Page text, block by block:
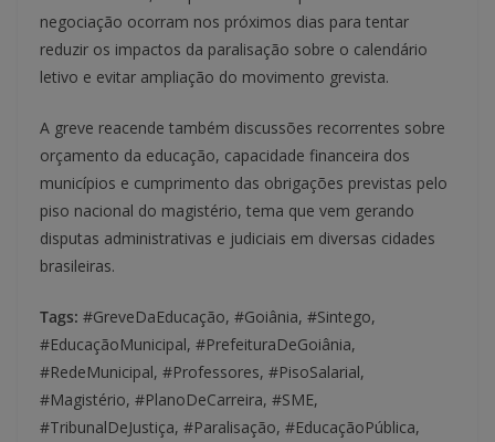
negociação ocorram nos próximos dias para tentar
reduzir os impactos da paralisação sobre o calendário
letivo e evitar ampliação do movimento grevista.
A greve reacende também discussões recorrentes sobre
orçamento da educação, capacidade financeira dos
municípios e cumprimento das obrigações previstas pelo
piso nacional do magistério, tema que vem gerando
disputas administrativas e judiciais em diversas cidades
brasileiras.
Tags: #GreveDaEducação, #Goiânia, #Sintego,
#EducaçãoMunicipal, #PrefeituraDeGoiânia,
#RedeMunicipal, #Professores, #PisoSalarial,
#Magistério, #PlanoDeCarreira, #SME,
#TribunalDeJustiça, #Paralisação, #EducaçãoPública,